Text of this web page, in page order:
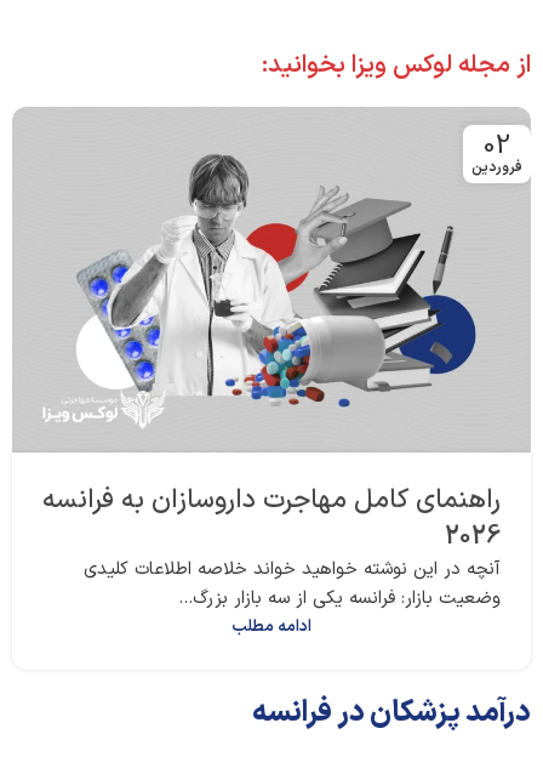
از مجله لوکس ویزا بخوانید:
02
فروردین
راهنمای کامل مهاجرت داروسازان به فرانسه
2026
آنچه در این نوشته خواهید خواند خلاصه اطلاعات کلیدی
وضعیت بازار: فرانسه یکی از سه بازار بزرگ...
ادامه مطلب
درآمد پزشکان در فرانسه